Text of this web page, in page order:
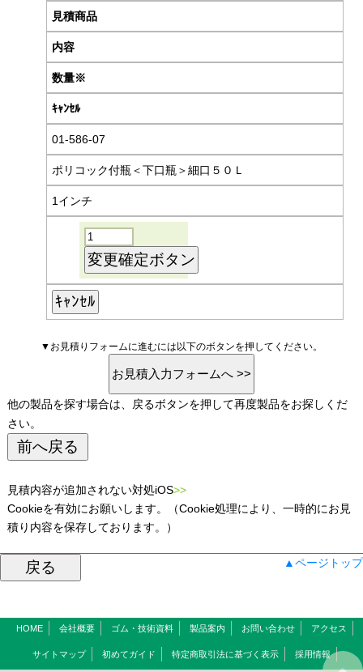
見積商品
内容
数量※
ｷｬﾝｾﾙ
01-586-07
ポリコック付瓶＜下口瓶＞細口５０Ｌ
1インチ
▼お見積りフォームに進むには以下のボタンを押してください。
他の製品を探す場合は、戻るボタンを押して再度製品をお探しくだ
さい。
見積内容が追加されない対処iOS>>
Cookieを有効にお願いします。（Cookie処理により、一時的にお見
積り内容を保存しております。）
▲ページトップ
HOME 会社概要 ゴム・技術資料 製品案内 お問い合わせ アクセス
サイトマップ 初めてガイド 特定商取引法に基づく表示 採用情報